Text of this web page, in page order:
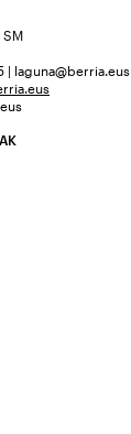
SM
| laguna@berria.eus